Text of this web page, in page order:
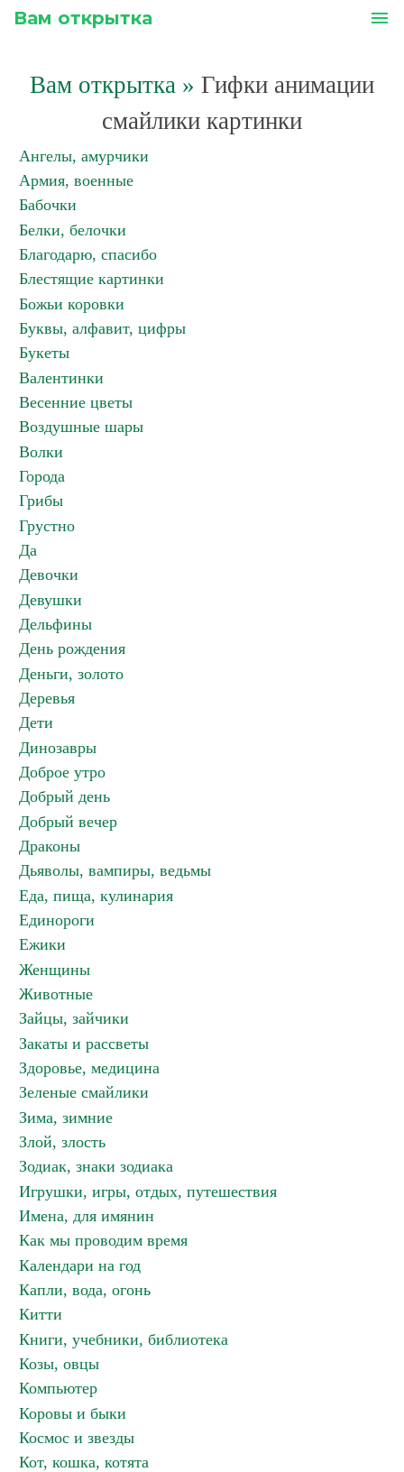
Вам открытка menu
Вам открытка » Гифки анимации
смайлики картинки
Ангелы, амурчики
Армия, военные
Бабочки
Белки, белочки
Благодарю, спасибо
Блестящие картинки
Божьи коровки
Буквы, алфавит, цифры
Букеты
Валентинки
Весенние цветы
Воздушные шары
Волки
Города
Грибы
Грустно
Да
Девочки
Девушки
Дельфины
День рождения
Деньги, золото
Деревья
Дети
Динозавры
Доброе утро
Добрый день
Добрый вечер
Драконы
Дьяволы, вампиры, ведьмы
Еда, пища, кулинария
Единороги
Ежики
Женщины
Животные
Зайцы, зайчики
Закаты и рассветы
Здоровье, медицина
Зеленые смайлики
Зима, зимние
Злой, злость
Зодиак, знаки зодиака
Игрушки, игры, отдых, путешествия
Имена, для имянин
Как мы проводим время
Календари на год
Капли, вода, огонь
Китти
Книги, учебники, библиотека
Козы, овцы
Компьютер
Коровы и быки
Космос и звезды
Кот, кошка, котята